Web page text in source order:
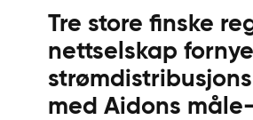
Tre store finske
nettselskap
med Aidons